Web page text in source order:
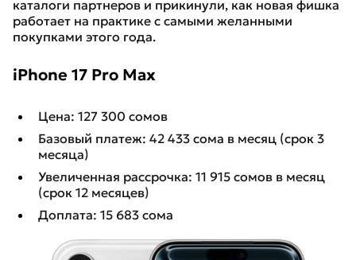
каталоги партнеров и прикинули, как новая фишка
работает на практике с самыми желанными
покупками этого года.
iPhone 17 Pro Max
Цена: 127 300 сомов
Базовый платеж: 42 433 сома в месяц (срок 3
месяца)
Увеличенная рассрочка: 11 915 сомов в месяц
(срок 12 месяцев)
Доплата: 15 683 сома